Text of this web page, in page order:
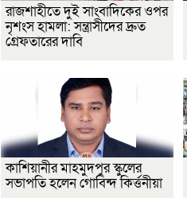
রাজশাহীতে দুই সাংবাদিকের ওপর
নৃশংস হামলা: সন্ত্রাসীদের দ্রুত
গ্রেফতারের দাবি
কাশিয়ানীর মাহমুদপুর স্কুলের
সভাপতি হলেন গোবিন্দ কির্ত্তনীয়া